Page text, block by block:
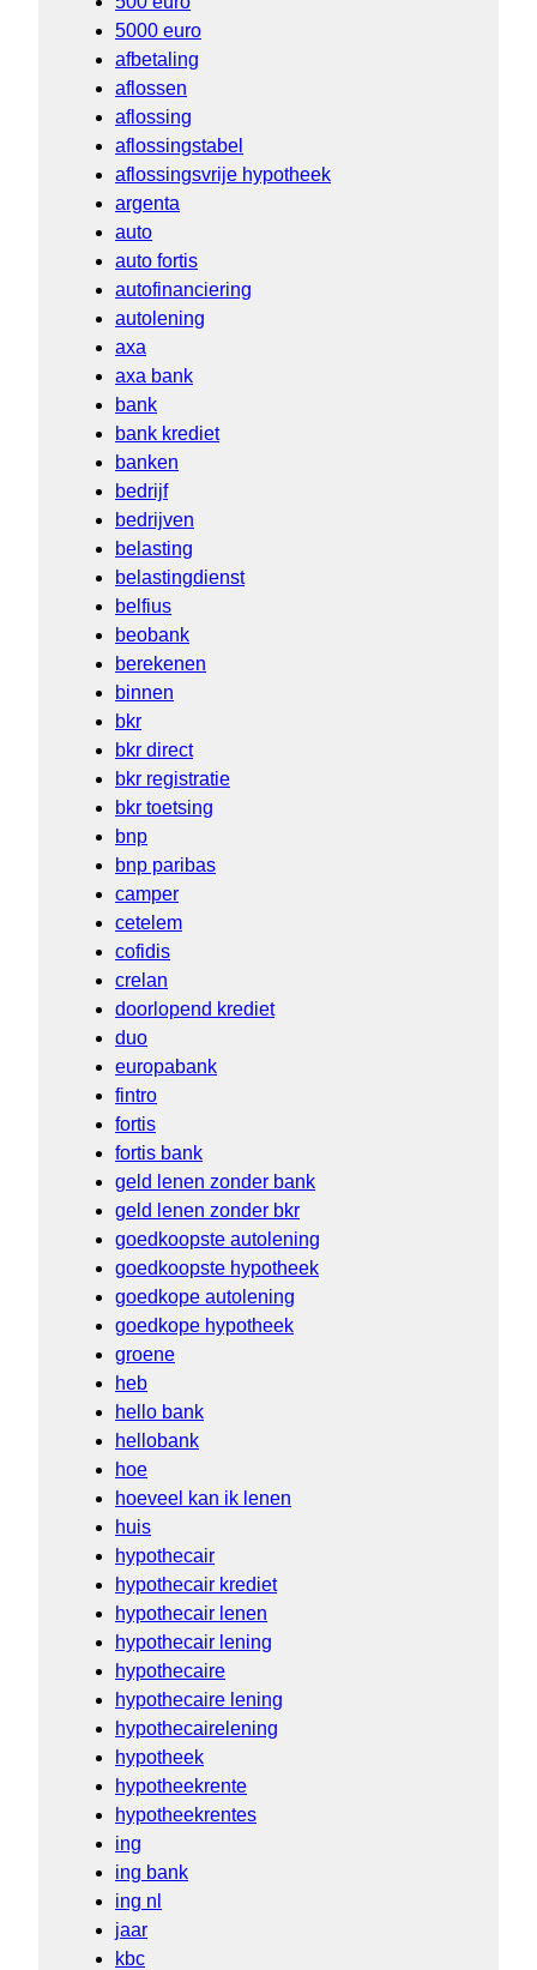
5000 euro
afbetaling
aflossen
aflossing
aflossingstabel
aflossingsvrije hypotheek
argenta
auto
auto fortis
autofinanciering
autolening
axa
axa bank
bank
bank krediet
banken
bedrijf
bedrijven
belasting
belastingdienst
belfius
beobank
berekenen
binnen
bkr
bkr direct
bkr registratie
bkr toetsing
bnp
bnp paribas
camper
cetelem
cofidis
crelan
doorlopend krediet
duo
europabank
fintro
fortis
fortis bank
geld lenen zonder bank
geld lenen zonder bkr
goedkoopste autolening
goedkoopste hypotheek
goedkope autolening
goedkope hypotheek
groene
heb
hello bank
hellobank
hoe
hoeveel kan ik lenen
huis
hypothecair
hypothecair krediet
hypothecair lenen
hypothecair lening
hypothecaire
hypothecaire lening
hypothecairelening
hypotheek
hypotheekrente
hypotheekrentes
ing
ing bank
ing nl
jaar
kbc